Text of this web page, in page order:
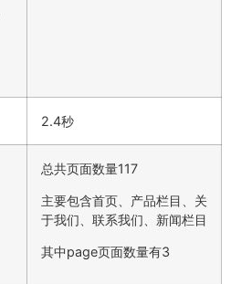
2.4秒
总共页面数量117
主要包含首页、产品栏目、关
于我们、联系我们、新闻栏目
其中page页面数量有3